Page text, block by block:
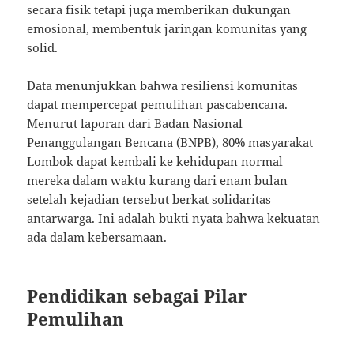
secara fisik tetapi juga memberikan dukungan
emosional, membentuk jaringan komunitas yang
solid.
Data menunjukkan bahwa resiliensi komunitas
dapat mempercepat pemulihan pascabencana.
Menurut laporan dari Badan Nasional
Penanggulangan Bencana (BNPB), 80% masyarakat
Lombok dapat kembali ke kehidupan normal
mereka dalam waktu kurang dari enam bulan
setelah kejadian tersebut berkat solidaritas
antarwarga. Ini adalah bukti nyata bahwa kekuatan
ada dalam kebersamaan.
Pendidikan sebagai Pilar
Pemulihan